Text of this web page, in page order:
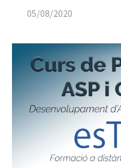
05/08/2020